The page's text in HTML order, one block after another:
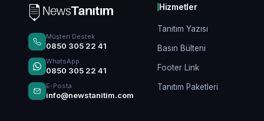
Müşteri Destek
0850 305 22 41
WhatsApp
0850 305 22 41
E-Posta
info@newstanitim.com
Hizmetler
Tanıtım Yazısı
Basın Bülteni
Footer Link
Tanıtım Paketleri